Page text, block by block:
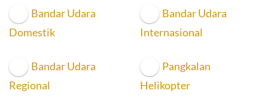
Bandar Udara
Domestik
Bandar Udara
Internasional
Bandar Udara
Regional
Pangkalan
Helikopter